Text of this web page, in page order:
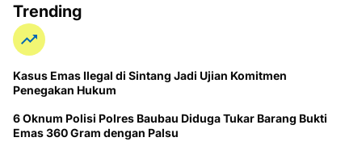
Trending
Kasus Emas Ilegal di Sintang Jadi Ujian Komitmen
Penegakan Hukum
6 Oknum Polisi Polres Baubau Diduga Tukar Barang Bukti
Emas 360 Gram dengan Palsu